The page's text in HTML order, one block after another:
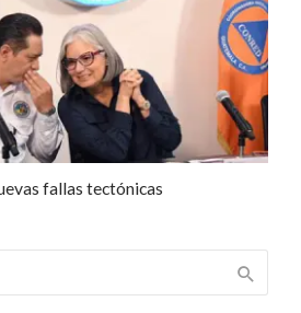
fallas tectónicas